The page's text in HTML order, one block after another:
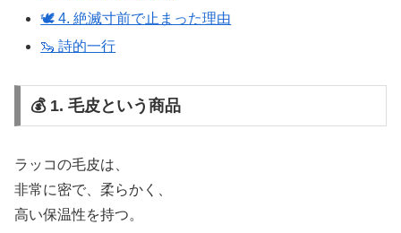
🕊️ 4. 絶滅寸前で止まった理由
🦦 詩的一行
💰 1. 毛皮という商品
ラッコの毛皮は、
非常に密で、柔らかく、
高い保温性を持つ。